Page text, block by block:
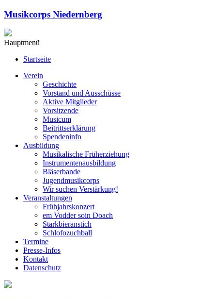
Musikcorps Niedernberg
Hauptmenü
Startseite
Verein
Geschichte
Vorstand und Ausschüsse
Aktive Mitglieder
Vorsitzende
Musicum
Beitrittserklärung
Spendeninfo
Ausbildung
Musikalische Früherziehung
Instrumentenausbildung
Bläserbande
Jugendmusikcorps
Wir suchen Verstärkung!
Veranstaltungen
Frühjahrskonzert
em Vodder soin Doach
Starkbieranstich
Schlofozuchball
Termine
Presse-Infos
Kontakt
Datenschutz